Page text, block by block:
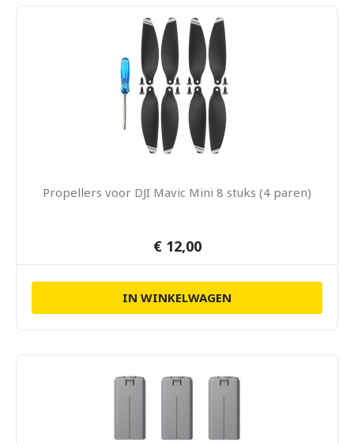
Propellers voor DJI Mavic Mini 8 stuks (4 paren)
€ 12,00
IN WINKELWAGEN